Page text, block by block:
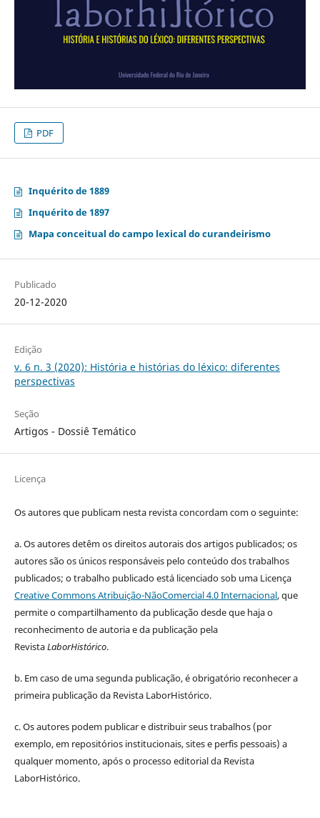
PDF
Inquérito de 1889
Inquérito de 1897
Mapa conceitual do campo lexical do curandeirismo
Publicado
20-12-2020
Edição
v. 6 n. 3 (2020): História e histórias do léxico: diferentes
perspectivas
Seção
Artigos - Dossiê Temático
Licença
Os autores que publicam nesta revista concordam com o seguinte:
a.Os autores detêm os direitos autorais dos artigos publicados; os
autores são os únicos responsáveis pelo conteúdo dos trabalhos
publicados; o trabalho publicado está licenciado sob uma Licença
Creative Commons Atribuição-NãoComercial 4.0 Internacional, que
permite o compartilhamento da publicação desde que haja o
reconhecimento de autoria e da publicação pela
RevistaLaborHistórico.
b. Em caso de uma segunda publicação, é obrigatório reconhecer a
primeira publicação da Revista LaborHistórico.
c. Os autores podem publicar e distribuir seus trabalhos (por
exemplo, em repositórios institucionais, sites e perfis pessoais) a
qualquer momento, após o processo editorial da Revista
LaborHistórico.